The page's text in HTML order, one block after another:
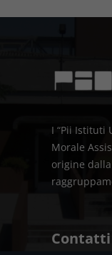
I “Pii Istituti
Morale
origine
Contatti